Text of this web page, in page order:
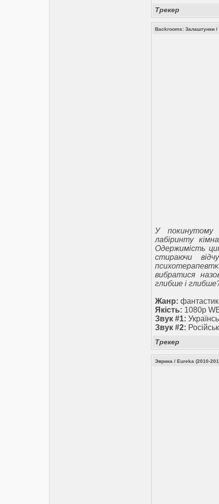
Трекер
Backrooms: Залаштунки /
У покинутому
лабіринту
Одержимість
стираючи
вибратися
глибше і
Жанр:
Якість: 1080p
Звук #1:
Звук #2:
Трекер
Эврика / Eureka (2010-